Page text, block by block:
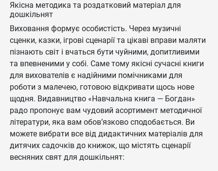
Якісна методика та роздатковий матеріал для
дошкільнят
Виховання формує особистість. Через музичні
сценки, казки, ігрові сценарії та цікаві вправи маляти
пізнають світ і вчаться бути чуйними, допитливими
та впевненими у собі. Саме тому якісні сучасні книги
для вихователів є надійними помічниками для
роботи з малечею, готовою відкривати щось нове
щодня. Видавництво «Навчальна книга — Богдан»
радо пропонує вам чудовий асортимент методичної
літератури, яка вам обов’язково сподобається. Ви
можете вибрати все від дидактичних матеріалів для
дитячих садочків до книжок, що містять сценарії
весняних свят для дошкільнят: